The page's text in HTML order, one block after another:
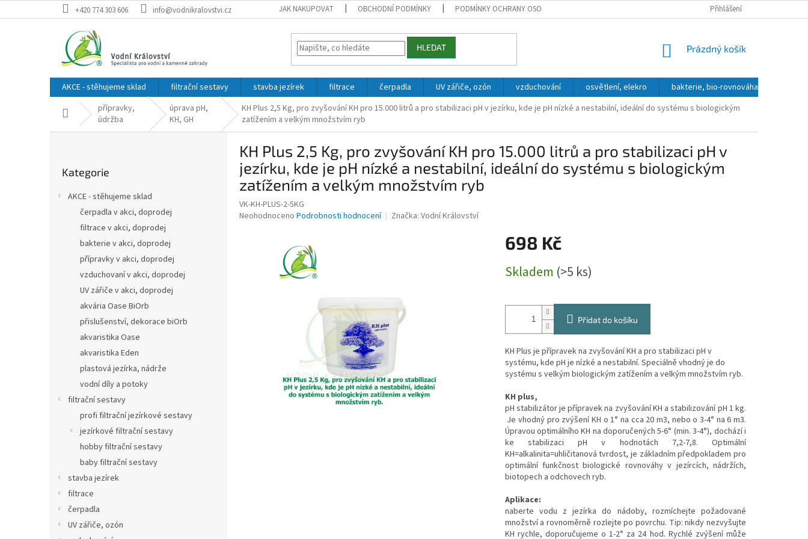
na
+420 774 303 606 info@vodnikralovstvi.cz JAK NAKUPOVAT OBCHODNÍ PODMÍNKY PODMÍNKY OCHRANY OSOBNÍCH ÚDAJŮ KONTAKT, OTEVÍRACÍ DOBA
Přihlášení
HLEDAT
NÁKUPNÍ
Prázdný košík
AKCE - stěhujeme sklad filtrační sestavy stavba jezírek filtrace čerpadla UV zářiče, ozón vzduchování osvětlení, elekro bakterie, bio-rovnováha
Domů přípravky,
údržba
úprava pH,
KH, GH
KH Plus 2,5 Kg, pro zvyšování KH pro 15.000 litrů a pro stabilizaci pH v jezírku, kde je pH nízké a nestabilní, ideální do systému s biologickým
zatížením a velkým množstvím ryb
kategorie
Kategorie
AKCE - stěhujeme sklad
čerpadla v akci, doprodej
filtrace v akci, doprodej
bakterie v akci, doprodej
přípravky v akci, doprodej
vzduchovaní v akci, doprodej
UV zářiče v akci, doprodej
akvária Oase BiOrb
přislušenství, dekorace biOrb
akvaristika Oase
akvaristika Eden
plastová jezírka, nádrže
vodní díly a potoky
filtrační sestavy
profi filtrační jezírkové sestavy
jezírkové filtrační sestavy
hobby filtrační sestavy
baby filtrační sestavy
stavba jezírek
filtrace
čerpadla
UV zářiče, ozón
KH Plus 2,5 Kg, pro zvyšování KH pro 15.000 litrů a pro stabilizaci pH v
jezírku, kde je pH nízké a nestabilní, ideální do systému s biologickým
zatížením a velkým množstvím ryb
VK-KH-PLUS-2-5KG
Průměrné
Neohodnoceno Podrobnosti hodnocení Značka: Vodní Království
698 Kč
cena:
Skladem (>5 ks)
Přidat do košíku
KH Plus je přípravek na zvyšování KH a pro stabilizaci pH v
systému, kde pH je nízké a nestabilní. Speciálně vhodný je do
systému s velkým biologickým zatížením a velkým množstvím ryb.
KH plus,
pH stabilizátor je přípravek na zvyšování KH a stabilizování pH 1 kg.
Je vhodný pro zvýšení KH o 1° na cca 20 m3, nebo o 3-4° na 6 m3.
Úpravou optimálního KH na doporučených 5-6° (min. 3-4°), dochází i
ke stabilizaci pH v hodnotách 7,2-7,8. Optimální
KH=alkalinita=uhličitanová tvrdost, je základním předpokladem pro
optimální funkčnost biologické rovnováhy v jezírcích, nádržích,
biotopech a odchovech ryb.
Aplikace:
naberte vodu z jezírka do nádoby, rozmíchejte požadované
množství a rovnoměrně rozlejte po povrchu. Tip: nikdy nezvyšujte
KH rychle, doporučujeme o 1-2° za 24 hod. Rychlé zvýšení může